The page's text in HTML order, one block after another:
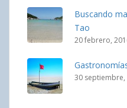
Buscando
Tao
20 febrero,
30 septiembre,